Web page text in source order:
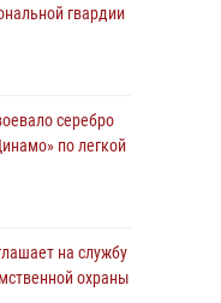
гвардии
серебро
по легкой
на службу
охраны